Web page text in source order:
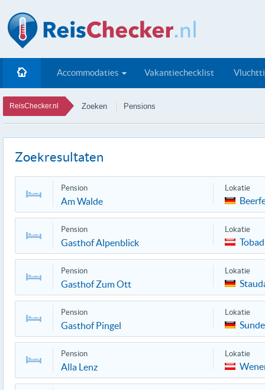
Accommodaties Vakantiechecklist
ReisChecker.nl Zoeken Pensions
Zoekresultaten
Pension
Am Walde
Lokatie
Pension
Gasthof Alpenblick
Lokatie
Pension
Gasthof Zum Ott
Lokatie
Pension
Gasthof Pingel
Lokatie
Pension
Alla Lenz
Lokatie